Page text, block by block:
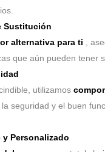
Sustitución
alternativa para ti ,
que aún pueden tener
utilizamos
la seguridad y el buen
Personalizado